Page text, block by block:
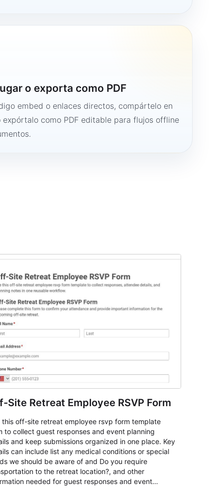
o exporta como PDF
embed o enlaces directos, compártelo en
como PDF editable para flujos offline
Site Retreat Employee RSVP Form
this off-site retreat employee rsvp form template
to collect guest responses and event planning
and keep submissions organized in one place. Key
can include list any medical conditions or special
we should be aware of and Do you require
to the retreat location?, and other
needed for guest responses and event